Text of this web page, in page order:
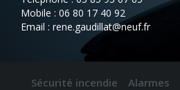
Mobile : 06 80 17 40 92
Email : rene.gaudillat@neuf.fr
Sécurité incendie Alarmes